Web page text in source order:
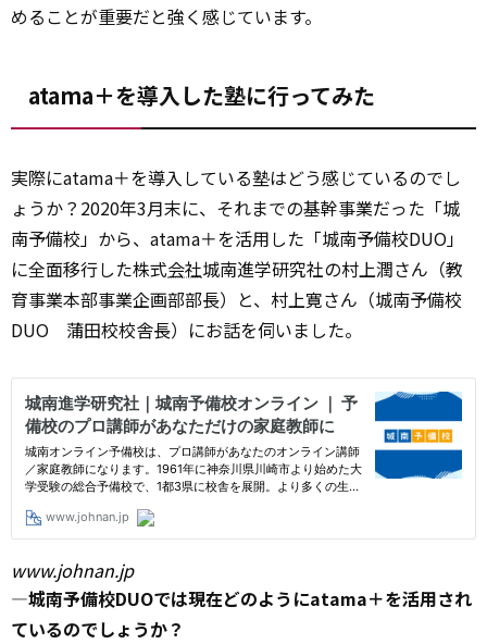
めることが重要だと強く感じています。
atama＋を導入した塾に行ってみた
実際にatama＋を導入している塾はどう感じているのでし
ょうか？2020年3月末に、それまでの基幹事業だった「城
南予備校」から、atama＋を活用した「城南予備校DUO」
に全面移行した株式会社城南進学研究社の村上潤さん（教
育事業本部事業企画部部長）と、村上寛さん（城南予備校
DUO 蒲田校校舎長）にお話を伺いました。
www.johnan.jp
―城南予備校DUOでは現在どのようにatama＋を活用され
ているのでしょうか？